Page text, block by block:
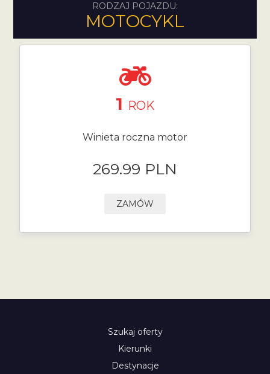
RODZAJ POJAZDU:
MOTOCYKL
1 ROK
Winieta roczna motor
269.99 PLN
ZAMÓW
Szukaj oferty
Kierunki
Destynacje